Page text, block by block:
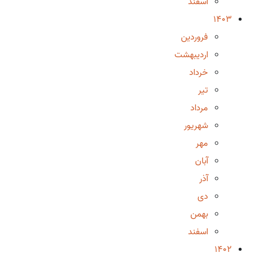
1403
فروردین
اردیبهشت
خرداد
تیر
مرداد
شهریور
مهر
آبان
آذر
دی
بهمن
اسفند
1402